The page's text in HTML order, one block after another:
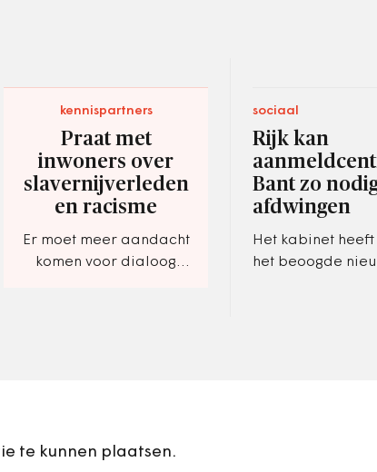
kennispartners
Praat met
inwoners over
slavernijverleden
en racisme
Er moet meer aandacht
komen voor dialoog
sociaal
Rijk kan
Bant zo
afdwingen
Het kabinet
het beoogde
te kunnen plaatsen.